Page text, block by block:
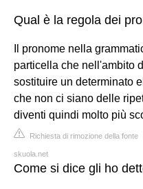
Qual è la regola dei
Il pronome nella
particella che nell'ambito
sostituire un determinato
che non ci siano delle
diventi quindi molto più
Richiesta di rimozione della fonte
skuola.net
Come si dice gli ho